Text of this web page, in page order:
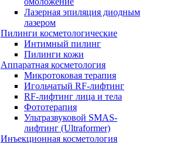
Лазерная эпиляция диодным
лазером
Пилинги косметологические
Интимный пилинг
Пилинги кожи
Аппаратная косметология
Микротоковая терапия
Игольчатый RF-лифтинг
RF-лифтинг лица и тела
Фототерапия
Ультразвуковой SMAS-
лифтинг (Ultraformer)
Инъекционная косметология